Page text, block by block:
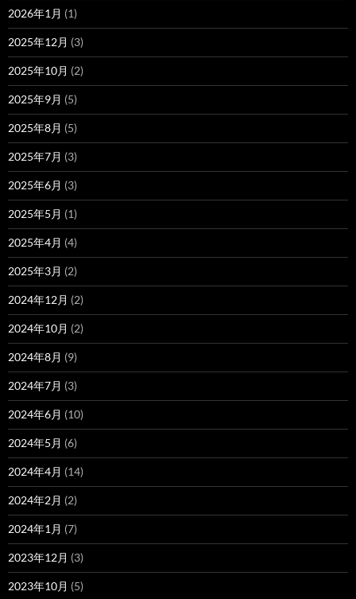
2026年1月 (1)
2025年12月 (3)
2025年10月 (2)
2025年9月 (5)
2025年8月 (5)
2025年7月 (3)
2025年6月 (3)
2025年5月 (1)
2025年4月 (4)
2025年3月 (2)
2024年12月 (2)
2024年10月 (2)
2024年8月 (9)
2024年7月 (3)
2024年6月 (10)
2024年5月 (6)
2024年4月 (14)
2024年2月 (2)
2024年1月 (7)
2023年12月 (3)
2023年10月 (5)